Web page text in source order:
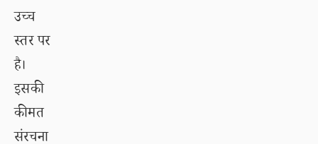
उच्च
स्तर पर
है।
इसकी
कीमत
संरचना